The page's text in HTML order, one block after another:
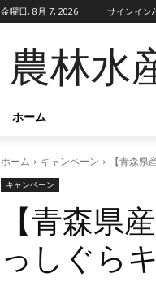
金曜日, 8月 7, 2026 サインイン
農林水
ホーム
ホーム キャンペーン 【青森
キャンペーン
【青森県
っしぐら